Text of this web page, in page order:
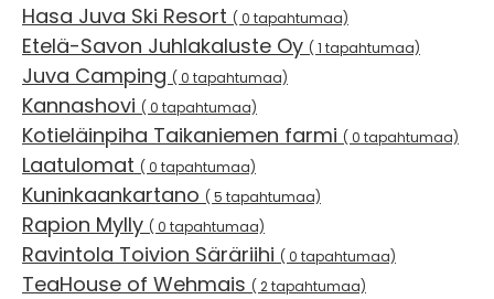
Hasa Juva Ski Resort ( 0 tapahtumaa)
Etelä-Savon Juhlakaluste Oy ( 1 tapahtumaa)
Juva Camping ( 0 tapahtumaa)
Kannashovi ( 0 tapahtumaa)
Kotieläinpiha Taikaniemen farmi ( 0 tapahtumaa)
Laatulomat ( 0 tapahtumaa)
Kuninkaankartano ( 5 tapahtumaa)
Rapion Mylly ( 0 tapahtumaa)
Ravintola Toivion Säräriihi ( 0 tapahtumaa)
TeaHouse of Wehmais ( 2 tapahtumaa)